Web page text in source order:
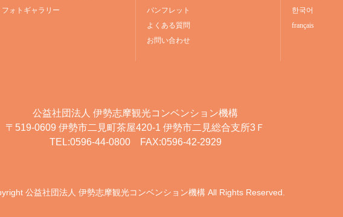
フォトギャラリー
パンフレット
よくある質問
お問い合わせ
한국어
français
公益社団法人 伊勢志摩観光コンベンション機構
〒519-0609 伊勢市二見町茶屋420-1 伊勢市二見総合支所3Ｆ
TEL:0596-44-0800 FAX:0596-42-2929
公益社団法人 伊勢志摩観光コンベンション機構All Rights Reserved.